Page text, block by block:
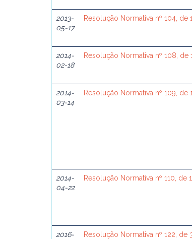
2013-
05-17
Resolução Normativa nº 104, de
2014-
02-18
Resolução Normativa nº 108,
2014-
03-14
Resolução Normativa nº 109,
2014-
04-22
Resolução Normativa nº 110, de
2016-
Resolução Normativa nº 122,